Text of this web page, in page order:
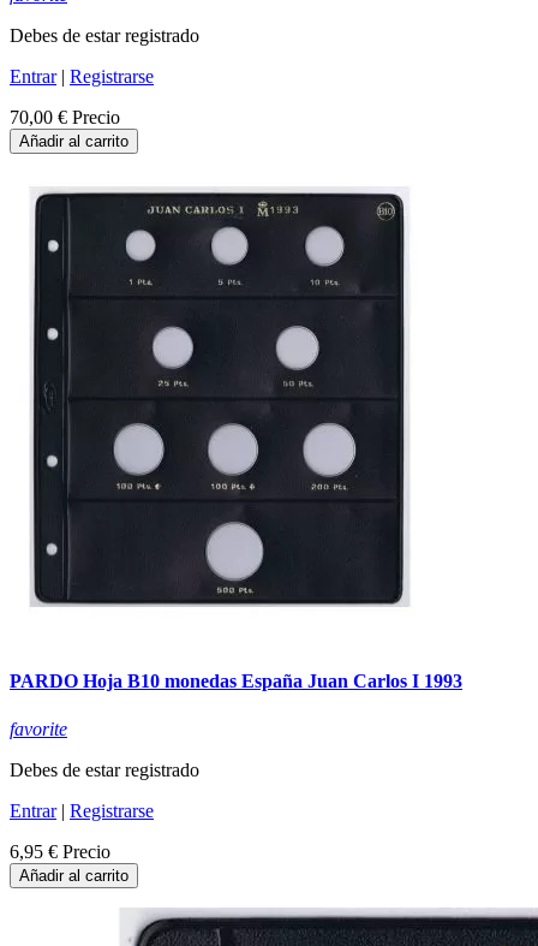
Debes de estar registrado
Entrar| Registrarse
70,00 € Precio
Añadir al carrito
PARDO Hoja B10 monedas España Juan Carlos I 1993
favorite
Debes de estar registrado
Entrar| Registrarse
6,95 € Precio
Añadir al carrito